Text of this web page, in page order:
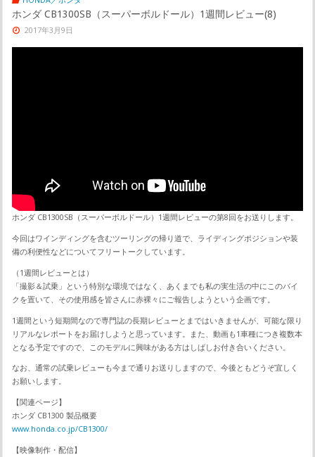
ホンダ CB1300SB（スーパーボルドール）1週間レビュー(8)
2017年3月9日
ホンダ CB1300SB（スーパーボルドール）1週間レビューの第8回をお送りします。
今回はワインディングを含むツーリングの帰り道で、ライディングポジションや装
備の利便性などについてフリートークしています。
（1週間レビューとは）
「撮影＆試乗」という特別な環境ではなく、あくまでも私の実生活の中にこのバイ
クを置いて、その使用感を皆さんに赤裸々にご報告しようという企画です。
1週間という短期間なので専門誌の長期レビューとまではいきませんが、可能な限り
リアルなレポートをお届けしようと思っています。また、動画も1車種につき複数本
となる予定ですので、このモデルに興味がある方はしばしお付き合いください。
なお、通常の試乗レビューも今まで通りお送りしますので、今後ともどうぞ宜しく
お願いします。
【関連ページ】
ホンダ CB1300 製品概要
www.honda.co.jp/CB1300/
【映像制作・配信】